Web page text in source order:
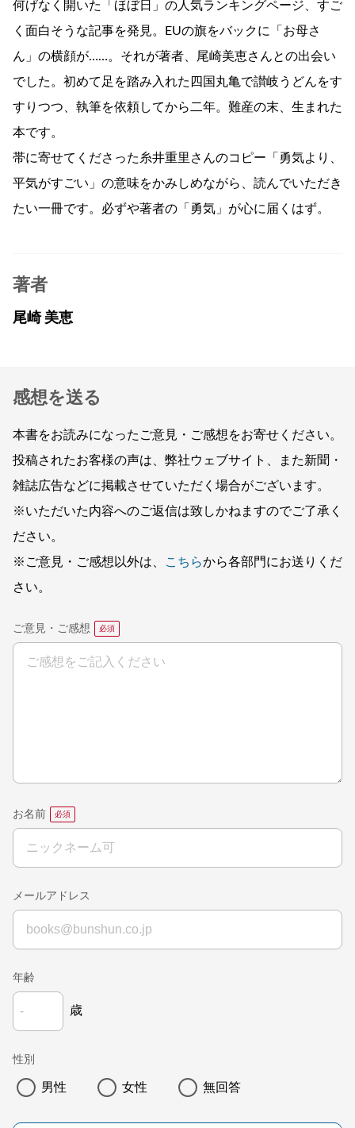
何げなく開いた「ほぼ日」の人気ランキングページ、すご
く面白そうな記事を発見。EUの旗をバックに「お母さ
ん」の横顔が……。それが著者、尾崎美恵さんとの出会い
でした。初めて足を踏み入れた四国丸亀で讃岐うどんをす
すりつつ、執筆を依頼してから二年。難産の末、生まれた
本です。
帯に寄せてくださった糸井重里さんのコピー「勇気より、
平気がすごい」の意味をかみしめながら、読んでいただき
たい一冊です。必ずや著者の「勇気」が心に届くはず。
著者
尾崎 美恵
感想を送る
本書をお読みになったご意見・ご感想をお寄せください。
投稿されたお客様の声は、弊社ウェブサイト、また新聞・
雑誌広告などに掲載させていただく場合がございます。
※いただいた内容へのご返信は致しかねますのでご了承く
ださい。
※ご意見・ご感想以外は、
こちらから各部門にお送りくだ
さい。
ご意見・ご感想
お名前
メールアドレス
年齢
歳
性別
男性 女性 無回答